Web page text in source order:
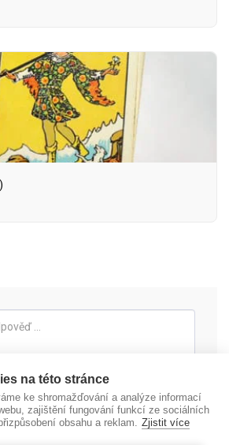
na této stránce
ke shromažďování a analýze informací
zajištění fungování funkcí ze sociálních
obsahu a reklam. Zjistit více